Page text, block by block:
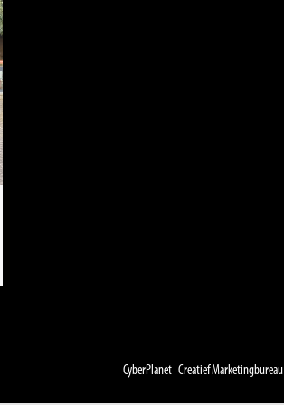
CyberPlanet | Creatief Marketingbureau